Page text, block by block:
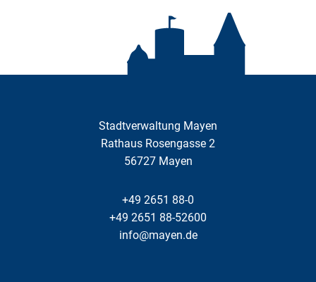
Stadtverwaltung Mayen
Rathaus Rosengasse 2
56727 Mayen
+49 2651 88-0
+49 2651 88-52600
info@mayen.de